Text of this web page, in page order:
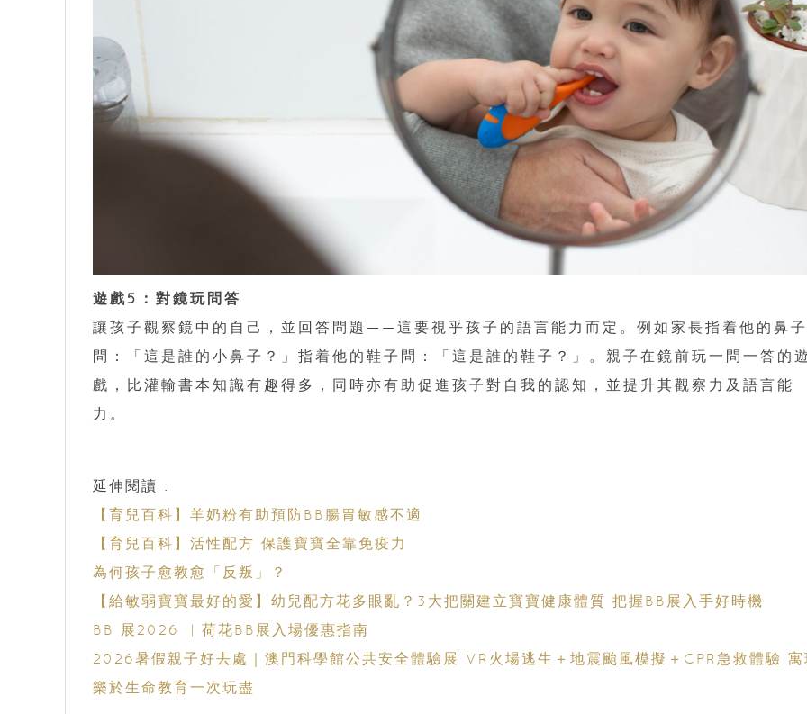
遊戲5：對鏡玩問答
讓孩子觀察鏡中的自己，並回答問題——這要視乎孩子的語言能力而定。例如家長指着他的鼻子
問：「這是誰的小鼻子？」指着他的鞋子問：「這是誰的鞋子？」。親子在鏡前玩一問一答的遊
戲，比灌輸書本知識有趣得多，同時亦有助促進孩子對自我的認知，並提升其觀察力及語言能
力。
延伸閱讀 :
【育兒百科】羊奶粉有助預防BB腸胃敏感不適
【育兒百科】活性配方 保護寶寶全靠免疫力
為何孩子愈教愈「反叛」？
【給敏弱寶寶最好的愛】幼兒配方花多眼亂？3大把關建立寶寶健康體質 把握BB展入手好時機
BB 展2026 ︳荷花BB展入場優惠指南
2026暑假親子好去處｜澳門科學館公共安全體驗展 VR火場逃生＋地震颱風模擬＋CPR急救體驗 寓
樂於生命教育一次玩盡